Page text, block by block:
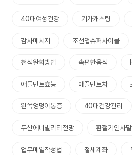
40대여성건강 기가캐스팅
감사메시지 조선업슈퍼사이클
천식완화방법 속편한음식
애플민트효능 애플민트차
왼쪽엉덩이통증 40대건강관리
두산에너빌리티전망 환절기인사말
업무메일작성법 절세계좌